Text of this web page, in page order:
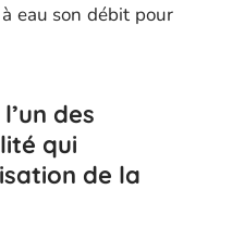
eau son débit pour
des
qui
de la